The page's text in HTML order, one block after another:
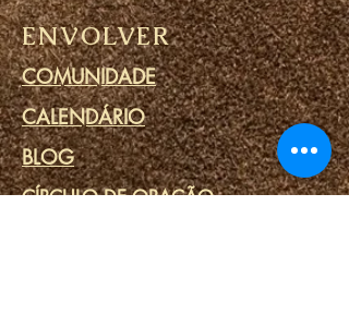
ENVOLVER
COMUNIDADE
CALENDÁRIO
BLOG
CÍRCULO DE ORAÇÃO